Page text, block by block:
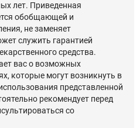
лет. Приведенная
обобщающей и
не заменяет
служить гарантией
средства.
вас о возможных
которые могут возникнуть в
представленной
рекомендует перед
со